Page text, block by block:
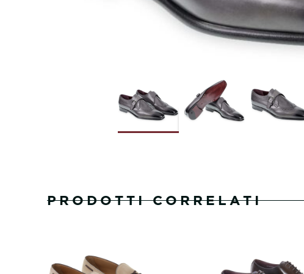
PRODOTTI CORRELATI